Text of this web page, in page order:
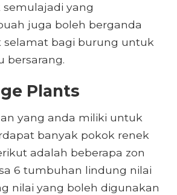
yang
juga boleh berganda
selamat bagi burung untuk
bersarang.
Plants
yang anda miliki untuk
banyak pokok renek
adalah beberapa zon
6 tumbuhan lindung nilai
nilai yang boleh digunakan